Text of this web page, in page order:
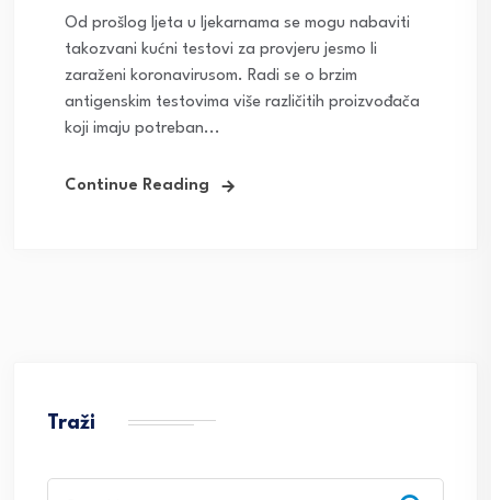
Od prošlog ljeta u ljekarnama se mogu nabaviti
takozvani kućni testovi za provjeru jesmo li
zaraženi koronavirusom. Radi se o brzim
antigenskim testovima više različitih proizvođača
koji imaju potreban...
Continue Reading
Traži